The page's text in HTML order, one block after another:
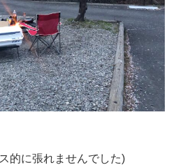
的に張れませんでした)